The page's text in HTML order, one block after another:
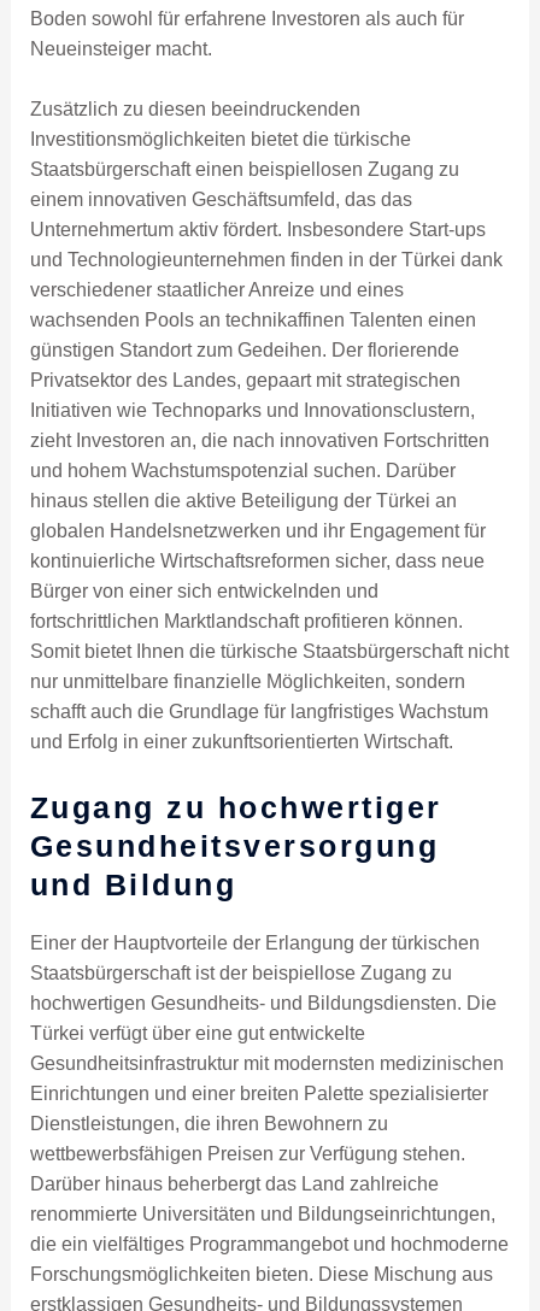
Boden sowohl für erfahrene Investoren als auch für
Neueinsteiger macht.
Zusätzlich zu diesen beeindruckenden
Investitionsmöglichkeiten bietet die türkische
Staatsbürgerschaft einen beispiellosen Zugang zu
einem innovativen Geschäftsumfeld, das das
Unternehmertum aktiv fördert. Insbesondere Start-ups
und Technologieunternehmen finden in der Türkei dank
verschiedener staatlicher Anreize und eines
wachsenden Pools an technikaffinen Talenten einen
günstigen Standort zum Gedeihen. Der florierende
Privatsektor des Landes, gepaart mit strategischen
Initiativen wie Technoparks und Innovationsclustern,
zieht Investoren an, die nach innovativen Fortschritten
und hohem Wachstumspotenzial suchen. Darüber
hinaus stellen die aktive Beteiligung der Türkei an
globalen Handelsnetzwerken und ihr Engagement für
kontinuierliche Wirtschaftsreformen sicher, dass neue
Bürger von einer sich entwickelnden und
fortschrittlichen Marktlandschaft profitieren können.
Somit bietet Ihnen die türkische Staatsbürgerschaft nicht
nur unmittelbare finanzielle Möglichkeiten, sondern
schafft auch die Grundlage für langfristiges Wachstum
und Erfolg in einer zukunftsorientierten Wirtschaft.
Zugang zu hochwertiger
Gesundheitsversorgung
und Bildung
Einer der Hauptvorteile der Erlangung der türkischen
Staatsbürgerschaft ist der beispiellose Zugang zu
hochwertigen Gesundheits- und Bildungsdiensten. Die
Türkei verfügt über eine gut entwickelte
Gesundheitsinfrastruktur mit modernsten medizinischen
Einrichtungen und einer breiten Palette spezialisierter
Dienstleistungen, die ihren Bewohnern zu
wettbewerbsfähigen Preisen zur Verfügung stehen.
Darüber hinaus beherbergt das Land zahlreiche
renommierte Universitäten und Bildungseinrichtungen,
die ein vielfältiges Programmangebot und hochmoderne
Forschungsmöglichkeiten bieten. Diese Mischung aus
erstklassigen Gesundheits- und Bildungssystemen